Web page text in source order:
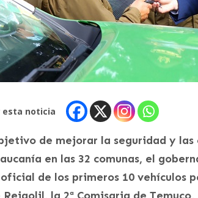
esta noticia
de mejorar la seguridad y
en las 32 comunas, el
de los primeros 10 vehículos